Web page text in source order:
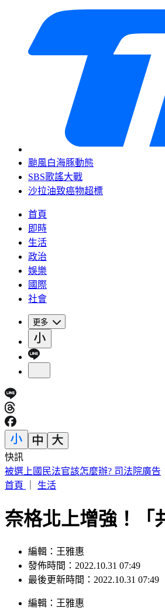
颱風白海豚動態
SBS歌謠大戰
沙拉油致癌物超標
首頁
即時
生活
政治
娛樂
國際
社會
更多
快訊
網紅肥大叔離世！醫曝「油煙致癌」：
首頁
生活
奈格北上增強！
編輯：王雅惠
發佈時間：2022.10.31 07:49
最後更新時間：2022.10.31 07:49
編輯 ： 王雅惠